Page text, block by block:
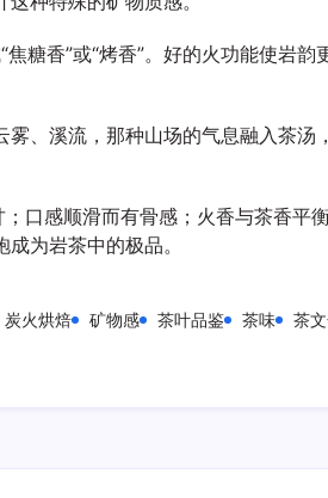
糖香”或“烤香”。好的火功能使岩韵
、溪流，那种山场的气息融入茶汤
口感顺滑而有骨感；火香与茶香平
为岩茶中的极品。
炭火烘焙 矿物感 茶叶品鉴 茶味 茶